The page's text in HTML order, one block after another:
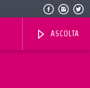
ASCOLTA